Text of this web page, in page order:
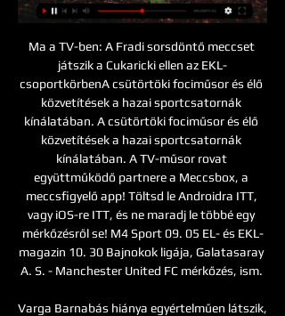
Ma a TV-ben: A Fradi sorsdöntő meccset
játszik a Cukaricki ellen az EKL-
csoportkörbenA csütörtöki fociműsor és élő
közvetítések a hazai sportcsatornák
kínálatában. A csütörtöki fociműsor és élő
közvetítések a hazai sportcsatornák
kínálatában. A TV-műsor rovat
együttműködő partnere a Meccsbox, a
meccsfigyelő app! Töltsd le Androidra ITT,
vagy iOS-re ITT, és ne maradj le többé egy
mérkőzésről se! M4 Sport 09. 05 EL- és EKL-
magazin 10. 30 Bajnokok ligája, Galatasaray
A. S. - Manchester United FC mérkőzés, ism.
Varga Barnabás hiánya egyértelműen látszik,